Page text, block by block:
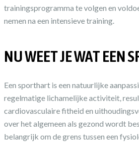
trainingsprogramma te volgen en
nemen na een intensieve training.
NU WEET JE WAT EEN
Een sporthart is een natuurlijke
regelmatige lichamelijke activiteit,
cardiovasculaire fitheid en
over het algemeen als gezond wordt
belangrijk om de grens tussen een